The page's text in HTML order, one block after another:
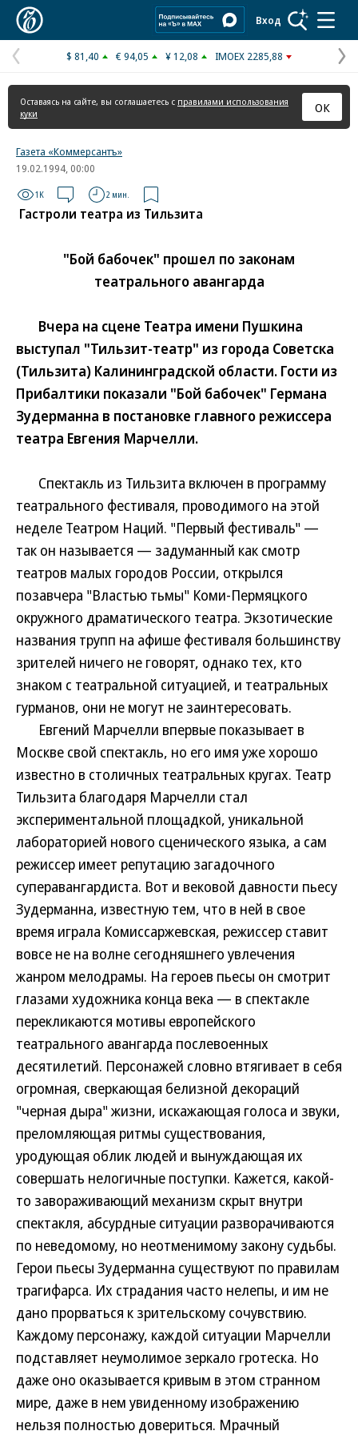
Вход
Предыдущая
страница
$ 81,40 € 94,05 ¥ 12,08 IMOEX 2285,88
Оставаясь на сайте, вы соглашаетесь с правилами использования
куки
ОК
Газета «Коммерсантъ»
19.02.1994, 00:00
1K 2 мин.
Гастроли театра из Тильзита
"Бой бабочек" прошел по законам
театрального авангарда
Вчера на сцене Театра имени Пушкина
выступал "Тильзит-театр" из города Советска
(Тильзита) Калининградской области. Гости из
Прибалтики показали "Бой бабочек" Германа
Зудерманна в постановке главного режиссера
театра Евгения Марчелли.
Спектакль из Тильзита включен в программу
театрального фестиваля, проводимого на этой
неделе Театром Наций. "Первый фестиваль" —
так он называется — задуманный как смотр
театров малых городов России, открылся
позавчера "Властью тьмы" Коми-Пермяцкого
окружного драматического театра. Экзотические
названия трупп на афише фестиваля большинству
зрителей ничего не говорят, однако тех, кто
знаком с театральной ситуацией, и театральных
гурманов, они не могут не заинтересовать.
Евгений Марчелли впервые показывает в
Москве свой спектакль, но его имя уже хорошо
известно в столичных театральных кругах. Театр
Тильзита благодаря Марчелли стал
экспериментальной площадкой, уникальной
лабораторией нового сценического языка, а сам
режиссер имеет репутацию загадочного
суперавангардиста. Вот и вековой давности пьесу
Зудерманна, известную тем, что в ней в свое
время играла Комиссаржевская, режиссер ставит
вовсе не на волне сегодняшнего увлечения
жанром мелодрамы. На героев пьесы он смотрит
глазами художника конца века — в спектакле
перекликаются мотивы европейского
театрального авангарда послевоенных
десятилетий. Персонажей словно втягивает в себя
огромная, сверкающая белизной декораций
"черная дыра" жизни, искажающая голоса и звуки,
преломляющая ритмы существования,
уродующая облик людей и вынуждающая их
совершать нелогичные поступки. Кажется, какой-
то завораживающий механизм скрыт внутри
спектакля, абсурдные ситуации разворачиваются
по неведомому, но неотменимому закону судьбы.
Герои пьесы Зудерманна существуют по правилам
трагифарса. Их страдания часто нелепы, и им не
дано прорваться к зрительскому сочувствию.
Каждому персонажу, каждой ситуации Марчелли
подставляет неумолимое зеркало гротеска. Но
даже оно оказывается кривым в этом странном
мире, даже в нем увиденному изображению
нельзя полностью довериться. Мрачный